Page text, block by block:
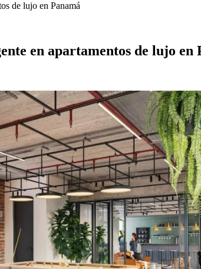
de lujo en Panamá
en apartamentos de lujo en